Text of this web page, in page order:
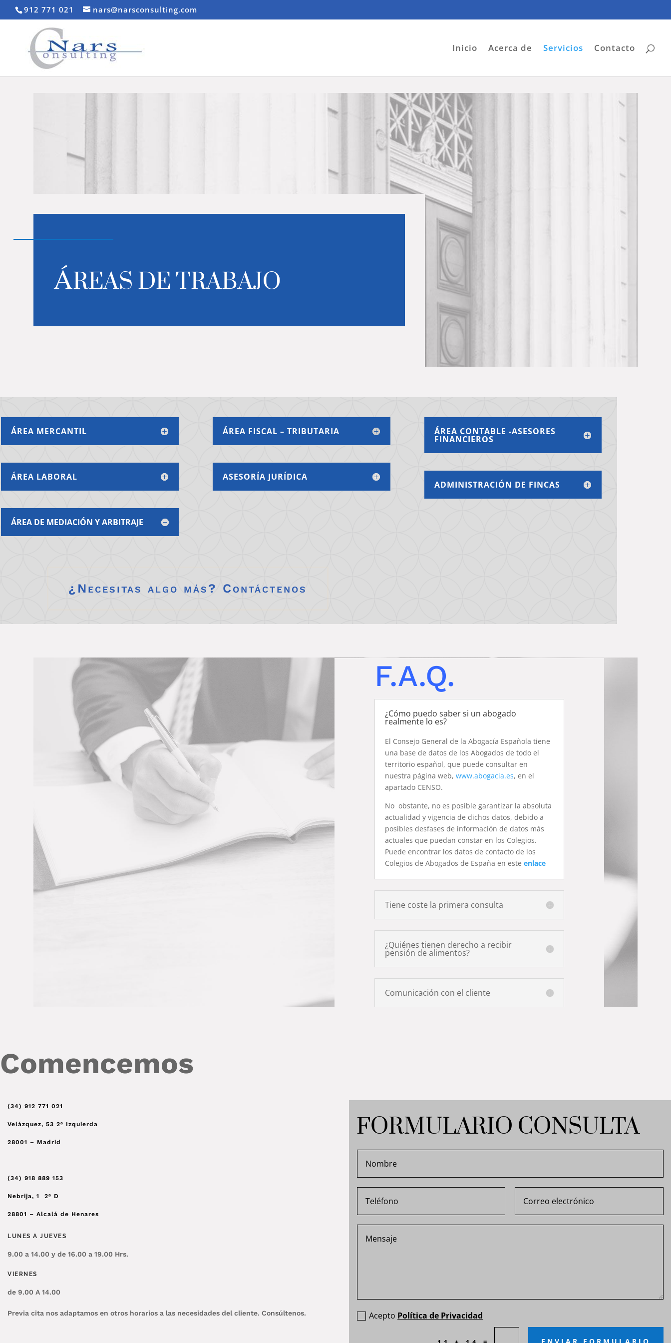
912 771 021 nars@narsconsulting.com
Inicio Acerca de Servicios Contacto
ÁREAS DE TRABAJO
ÁREA MERCANTIL
ÁREA LABORAL
ÁREA DE MEDIACIÓN Y ARBITRAJE
ÁREA FISCAL – TRIBUTARIA
ASESORÍA JURÍDICA
ÁREA CONTABLE -ASESORES
FINANCIEROS
ADMINISTRACIÓN DE FINCAS
¿Necesitas algo más? Contáctenos
F.A.Q.
¿Cómo puedo saber si un abogado
realmente lo es?
El Consejo General de la Abogacía Española tiene
una base de datos de los Abogados de todo el
territorio español, que puede consultar en
nuestra página web, www.abogacia.es, en el
apartado CENSO.
No obstante, no es posible garantizar la absoluta
actualidad y vigencia de dichos datos, debido a
posibles desfases de información de datos más
actuales que puedan constar en los Colegios.
Puede encontrar los datos de contacto de los
Colegios de Abogados de España en este enlace
Tiene coste la primera consulta
¿Quiénes tienen derecho a recibir
pensión de alimentos?
Comunicación con el cliente
Comencemos
(34) 912 771 021
Velázquez, 53 2º Izquierda
28001 – Madrid
(34) 918 889 153
Nebrija, 1 2º D
28801 – Alcalá de Henares
LUNES A JUEVES
9.00 a 14.00 y de 16.00 a 19.00 Hrs.
VIERNES
de 9.00 A 14.00
Previa cita nos adaptamos en otros horarios a las necesidades del cliente. Consúltenos.
FORMULARIO CONSULTA
Acepto Política de Privacidad